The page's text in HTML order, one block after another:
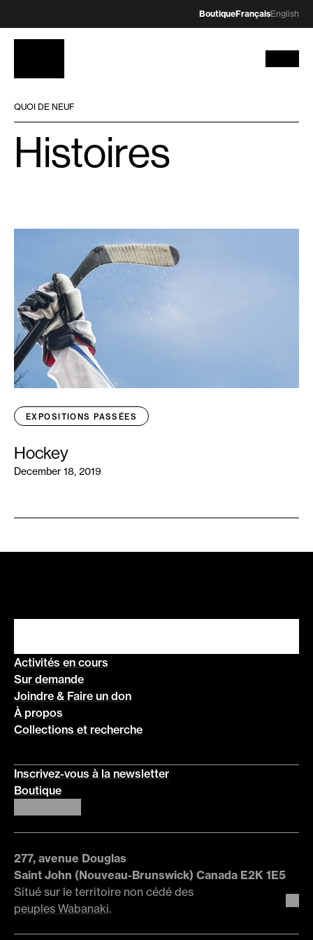
BoutiqueFrançaisEnglish
QUOI DE NEUF
Histoires
EXPOSITIONS PASSÉES
Hockey
December 18, 2019
Activités en cours
Sur demande
Joindre & Faire un don
À propos
Collections et recherche
Inscrivez-vous à la newsletter
Boutique
277, avenue Douglas
Saint John (Nouveau-Brunswick) Canada E2K 1E5
Situé sur le territoire non cédé des
peuples Wabanaki.